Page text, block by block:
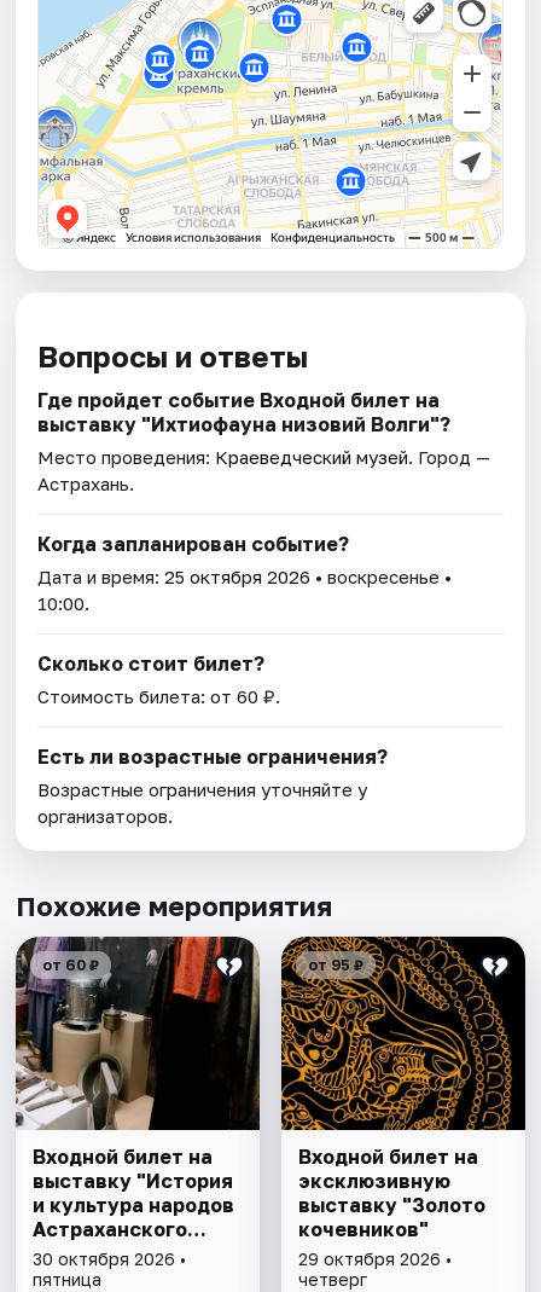
Вопросы и ответы
Где пройдет событие Входной билет на
выставку "Ихтиофауна низовий Волги"?
Место проведения: Краеведческий музей. Город —
Астрахань.
Когда запланирован событие?
Дата и время:25 октября 2026 • воскресенье •
10:00.
Сколько стоит билет?
Стоимость билета: от 60 ₽.
Есть ли возрастные ограничения?
Возрастные ограничения уточняйте у
организаторов.
Похожие мероприятия
от 60 ₽
Входной билет на
выставку "История
и культура народов
Астраханского
края"
30 октября 2026 •
пятница
от 95 ₽
Входной билет на
эксклюзивную
выставку "Золото
кочевников"
29 октября 2026 •
четверг